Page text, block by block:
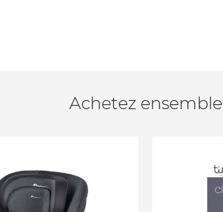
Achetez ensemble